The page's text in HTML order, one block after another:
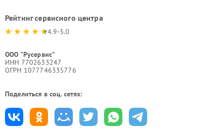
Рейтинг сервисного центра
4.9-5.0
ООО "Русервис"
ИНН 7702633247
ОГРН 1077746335776
Поделиться в соц. сетях: